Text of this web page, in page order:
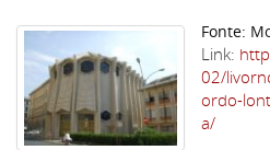
Fonte:
Link:
02/
ordo-
a/